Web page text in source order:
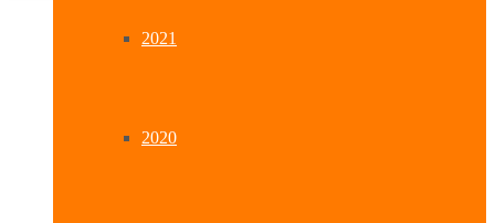
2021
2020